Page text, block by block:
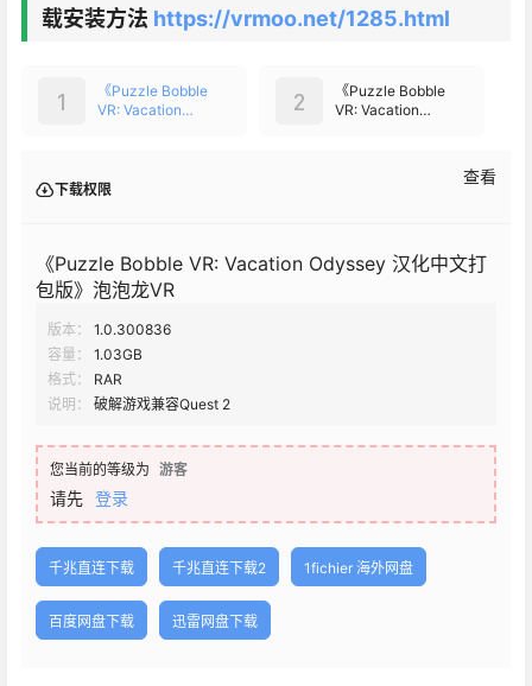
载安装方法 https://vrmoo.net/1285.html
《Puzzle Bobble
VR: Vacation
1
《Puzzle Bobble
VR: Vacation
2
下载权限
查看
《Puzzle Bobble VR: Vacation Odyssey 汉化中文打
包版》泡泡龙VR
版本：
1.0.300836
容量：
1.03GB
格式：
RAR
说明：
破解游戏兼容Quest 2
您当前的等级为 游客
请先 登录
千兆直连下载 千兆直连下载2 1fichier 海外网盘
百度网盘下载 迅雷网盘下载